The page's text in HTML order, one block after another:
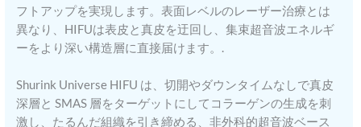
フトアップを実現します。表面レベルのレーザー治療とは
異なり、HIFUは表皮と真皮を迂回し、集束超音波エネルギ
ーをより深い構造層に直接届けます。.
Shurink Universe HIFU は、切開やダウンタイムなしで真皮
深層と SMAS 層をターゲットにしてコラーゲンの生成を刺
激し、たるんだ組織を引き締める、非外科的超音波ベース